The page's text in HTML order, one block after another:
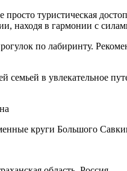
туристическая
находя в гармонии с
по лабиринту.
семьей в увлекательное
круги Большого